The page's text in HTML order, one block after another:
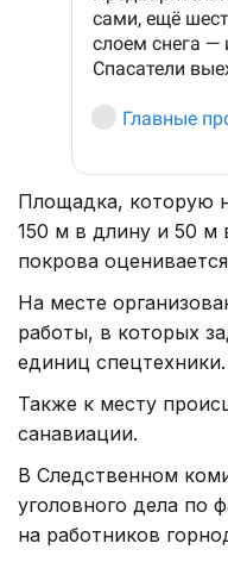
Площадка, которую
150 м в длину и 50 м
покрова
На месте
работы, в которых
единиц спецтехники.
Также к месту
санавиации.
В Следственном
уголовного дела по
на работников